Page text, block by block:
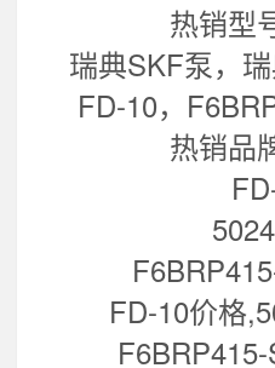
热销型
瑞典SKF泵，
FD-10，
热销品
FD-10价格